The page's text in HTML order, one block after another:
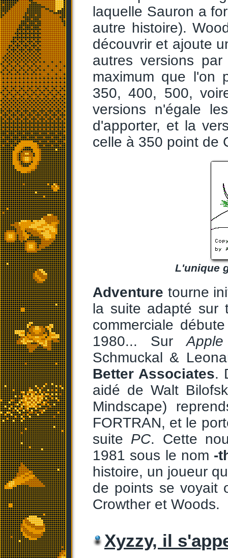
laquelle Sauron a
autre histoire).
découvrir et ajoute
autres versions
maximum que l'on
350, 400, 500,
versions n'égale
d'apporter, et la
celle à 350 point de
L'unique
Adventure tourne
la suite adapté sur
commerciale
1980... Sur
Schmuckal &
Better Associates.
aidé de Walt
Mindscape)
FORTRAN, et le
suite PC. Cette
1981 sous le nom -
histoire, un joueur
de points se voyait
Crowther et Woods.
Xyzzy, il